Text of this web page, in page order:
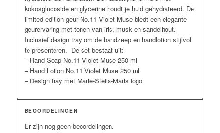
kokosglucoside en glycerine houdt je huid gehydrateerd. De
limited edition geur No.11 Violet Muse biedt een elegante
geurervaring met tonen van iris, musk en sandelhout.
Inclusief design tray om de handzeep en handlotion stijlvol
te presenteren. De set bestaat uit:
– Hand Soap No.11 Violet Muse 250 ml
– Hand Lotion No.11 Violet Muse 250 ml
– Design tray met Marie-Stella-Maris logo
BEOORDELINGEN
Er zijn nog geen beoordelingen.